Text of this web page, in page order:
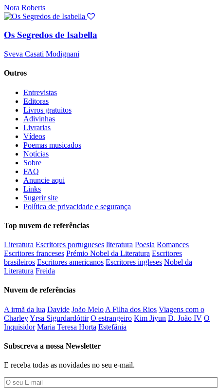
Nora Roberts
Os Segredos de Isabella
Sveva Casati Modignani
Outros
Entrevistas
Editoras
Livros gratuitos
Adivinhas
Livrarias
Vídeos
Poemas musicados
Notícias
Sobre
FAQ
Anuncie aqui
Links
Sugerir site
Política de privacidade e segurança
Top nuvem de referências
Literatura Escritores portugueses literatura Poesia Romances
Escritores franceses Prémio Nobel da Literatura Escritores
brasileiros Escritores americanos Escritores ingleses Nobel da
Literatura Freida
Nuvem de referências
A irmã da lua Davide João Melo A Filha dos Rios Viagens com o
CharleyYrsa Sigurdardóttir O estrangeiro Kim Jiyun D. João IV O
Inquisidor Maria Teresa Horta Estefânia
Subscreva a nossa Newsletter
E receba todas as novidades no seu e-mail.